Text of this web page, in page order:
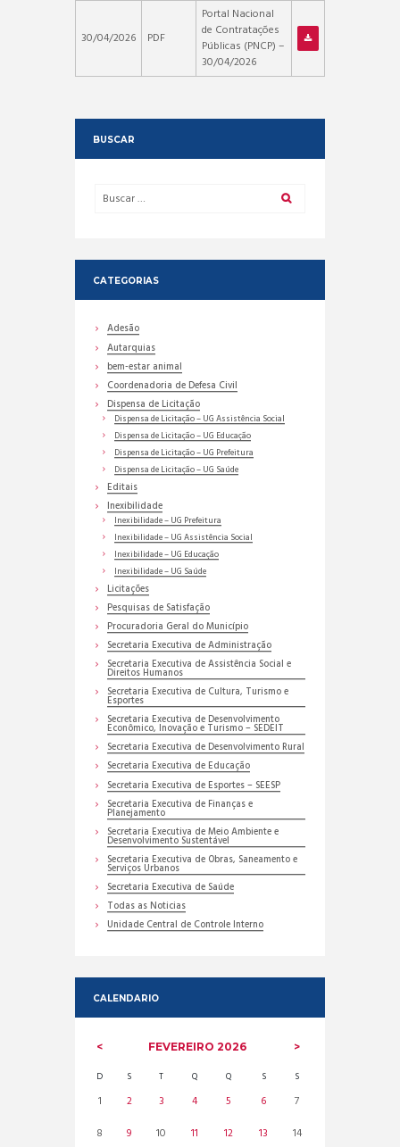
30/04/2026 PDF
Portal Nacional
de Contratações
Públicas (PNCP) –
30/04/2026
BUSCAR
CATEGORIAS
Adesão
Autarquias
bem-estar animal
Coordenadoria de Defesa Civil
Dispensa de Licitação
Dispensa de Licitação – UG Assistência Social
Dispensa de Licitação – UG Educação
Dispensa de Licitação – UG Prefeitura
Dispensa de Licitação – UG Saúde
Editais
Inexibilidade
Inexibilidade – UG Prefeitura
Inexibilidade – UG Assistência Social
Inexibilidade – UG Educação
Inexibilidade – UG Saúde
Licitações
Pesquisas de Satisfação
Procuradoria Geral do Município
Secretaria Executiva de Administração
Secretaria Executiva de Assistência Social e
Direitos Humanos
Secretaria Executiva de Cultura, Turismo e
Esportes
Secretaria Executiva de Desenvolvimento
Econômico, Inovação e Turismo – SEDEIT
Secretaria Executiva de Desenvolvimento Rural
Secretaria Executiva de Educação
Secretaria Executiva de Esportes – SEESP
Secretaria Executiva de Finanças e
Planejamento
Secretaria Executiva de Meio Ambiente e
Desenvolvimento Sustentável
Secretaria Executiva de Obras, Saneamento e
Serviços Urbanos
Secretaria Executiva de Saúde
Todas as Noticias
Unidade Central de Controle Interno
CALENDARIO
FEVEREIRO2026
D S T Q Q S S
1 2 3 4 5 6
7
8
9 10 11 12 13 14